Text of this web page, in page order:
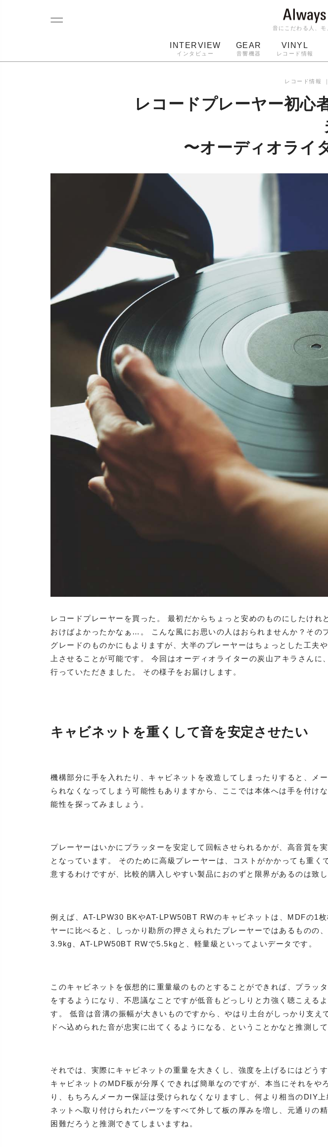
音にこだわる人、
INTERVIEW
インタビュー
GEAR
音響機器
VINYL
レコード情報
ターン
レコード情報
レコードプレーヤー初心
〜オーディオライ
レコードプレーヤーを買った。 最初だからちょっと安めのものにしたけれ
おけばよかったかなぁ…。 こんな風にお思いの人はおられませんか？その
グレードのものかにもよりますが、大半のプレーヤーはちょっとした工夫
上させることが可能です。 今回はオーディオライターの炭山アキラさんに
行っていただきました。 その様子をお届けします。
キャビネットを重くして音を安定させたい
機構部分に手を入れたり、キャビネットを改造してしまったりすると、メ
られなくなってしまう可能性もありますから、ここでは本体へは手を付け
能性を探ってみましょう。
プレーヤーはいかにプラッターを安定して回転させられるかが、高音質を
となっています。 そのために高級プレーヤーは、コストがかかっても重く
意するわけですが、比較的購入しやすい製品におのずと限界があるのは致し
例えば、AT-LPW30 BKやAT-LPW50BT RWのキャビネットは、MDFの1
ヤーに比べると、しっかり勘所の押さえられたプレーヤーではあるものの
3.9kg、AT-LPW50BT RWで5.5kgと、軽量級といってよいデータです。
このキャビネットを仮想的に重量級のものとすることができれば、プラッ
をするようになり、不思議なことですが低音もどっしりと力強く聴こえる
す。 低音は音溝の振幅が大きいものですから、やはり土台がしっかり支え
ドへ込められた音が忠実に出てくるようになる、ということかなと推測し
それでは、実際にキャビネットの重量を大きくし、強度を上げるにはどう
キャビネットのMDF板が分厚くできれば簡単なのですが、本当にそれをや
り、もちろんメーカー保証は受けられなくなりますし、何より相当のDIY
ネットへ取り付けられたパーツをすべて外して板の厚みを増し、元通りの
困難だろうと推測できてしまいますね。